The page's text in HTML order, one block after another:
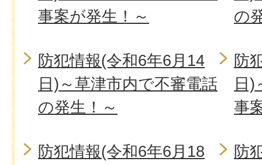
事案が発生！～
の
防犯情報(令和6年6月14
日)～草津市内で不審電話
の発生！～
防
日)
事
防犯情報(令和6年6月18
防